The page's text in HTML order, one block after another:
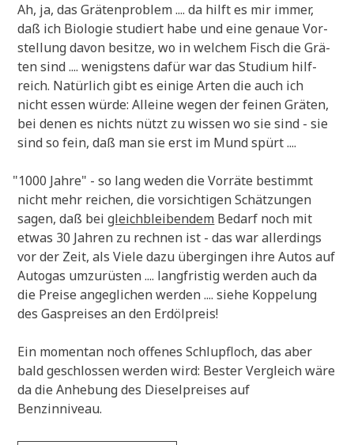
Ah, ja, das Grä­ten­pro­blem .... da hilft es mir immer,
daß ich Bio­lo­gie stu­diert habe und eine genaue Vor­
stel­lung davon besit­ze, wo in wel­chem Fisch die Grä­
ten sind .... wenig­stens dafür war das Stu­di­um hilf­
reich. Natür­lich gibt es eini­ge Arten die auch ich
nicht essen wür­de: Allei­ne wegen der fei­nen Grä­ten,
bei denen es nichts nützt zu wis­sen wo sie sind - sie
sind so fein, daß man sie erst im Mund spürt ....
"1000 Jah­re" - so lang weden die Vor­rä­te bestimmt
nicht mehr rei­chen, die vor­sich­ti­gen Schät­zun­gen
sagen, daß beigleich­blei­ben­dem Bedarf noch mit
etwas 30 Jah­ren zu rech­nen ist - das war aller­dings
vor der Zeit, als Vie­le dazu über­gin­gen ihre Autos auf
Auto­gas umzu­rü­sten .... lang­fri­stig wer­den auch da
die Prei­se ange­gli­chen wer­den .... sie­he Kop­pe­lung
des Gas­prei­ses an den Erdölpreis!
Ein momen­tan noch offe­nes Schlupf­loch, das aber
bald geschlos­sen wer­den wird: Bester Ver­gleich wäre
da die Anhe­bung des Die­sel­prei­ses auf
Benzinniveau.